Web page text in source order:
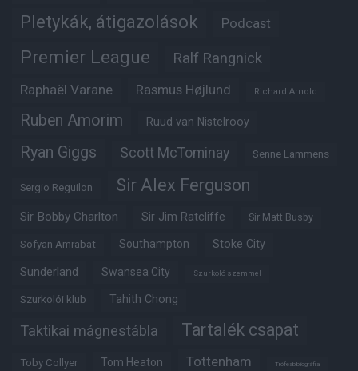
Pletykák, átigazolások Podcast
Premier League Ralf Rangnick
Raphaël Varane Rasmus Højlund Richard Arnold
Ruben Amorim Ruud van Nistelrooy
Ryan Giggs Scott McTominay Senne Lammens
Sergio Reguilon Sir Alex Ferguson
Sir Bobby Charlton Sir Jim Ratcliffe Sir Matt Busby
Sofyan Amrabat Southampton Stoke City
Sunderland Swansea City Szurkoló szemmel
Szurkolói klub Tahith Chong
Taktikai mágnestábla Tartalék csapat
Toby Collyer Tom Heaton Tottenham Trófeabibliográfia